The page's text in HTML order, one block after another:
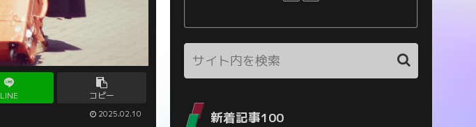
LINE コピー
2025.02.10 新着記事100